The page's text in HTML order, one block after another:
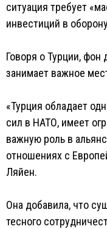
ситуация требует
инвестиций в
Говоря о Турции, фон
занимает важное
«Турция обладает
сил в НАТО, имеет
важную роль в
отношениях с
Ляйен.
Она добавила, что
тесного